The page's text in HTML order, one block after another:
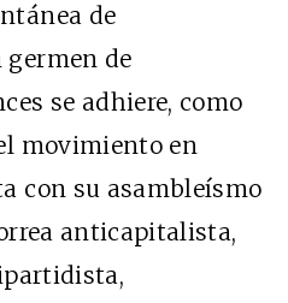
de
de
se adhiere, como
movimiento en
con su asambleísmo
anticapitalista,